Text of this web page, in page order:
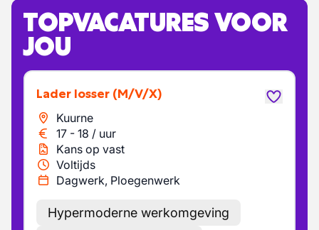
TOPVACATURES VOOR
JOU
Lader losser (M/V/X)
Kuurne
17 - 18 / uur
Kans op vast
Voltijds
Dagwerk, Ploegenwerk
Hypermoderne werkomgeving